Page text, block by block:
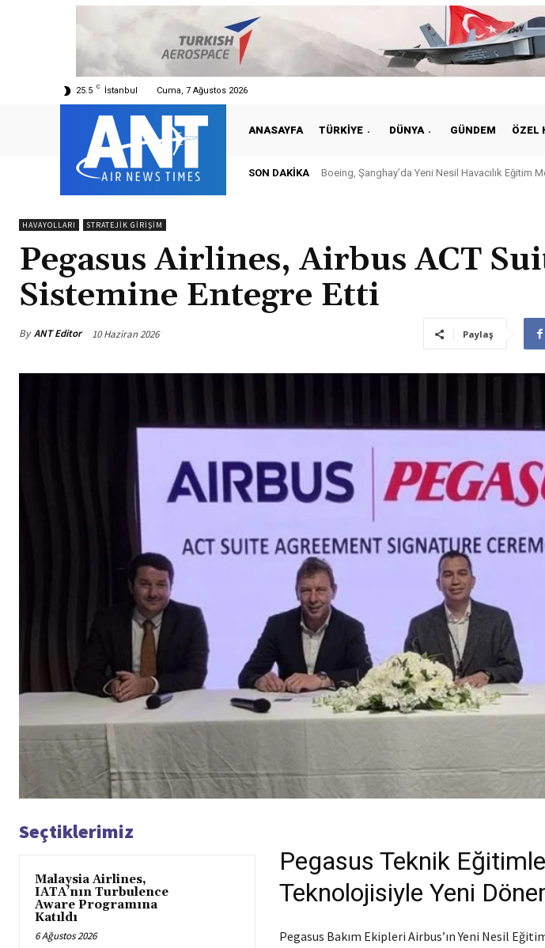
25.5 C İstanbul Cuma, 7 Ağustos 2026
ANASAYFA TÜRKIYE DÜNYA GÜNDEM ÖZEL
SON DAKIKABoeing, Şanghay’da Yeni Nesil Havacılık Eğitim
Türkiye ile Vietnam Arasında Hava
HAVAYOLLARI STRATEJIK GIRIŞIM
Pegasus Airlines, Airbus ACT
Sistemine Entegre Etti
By ANT Editor 10 Haziran 2026 Paylaş
Seçtiklerimiz
Malaysia Airlines,
IATA’nın Turbulence
Aware Programına
Katıldı
6 Ağustos 2026
Pegasus Teknik
Teknolojisiyle Yeni
Pegasus Bakım Ekipleri Airbus’ın Yeni Nesil